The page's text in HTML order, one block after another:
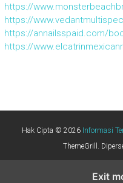
https://
https://
https://annailsspaid.com/
https://
Hak Cipta © 2026 Informasi
ThemeGrill.
Exit